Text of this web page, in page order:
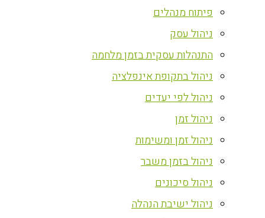
פיתוח מנהלים
ניהול עסק
התנהלות עסקית בזמן מלחמה
ניהול בתקופת אינפלציה
ניהול לפי יעדים
ניהול זמן
ניהול זמן ומשימות
ניהול בזמן משבר
ניהול סיכונים
ניהול ישיבת הנהלה